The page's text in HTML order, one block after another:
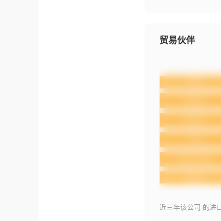
贸易伙伴
近三年该公司 的进